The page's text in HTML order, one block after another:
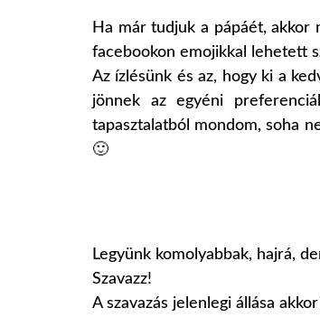
Ha már tudjuk a pápáét, akkor
facebookon emojikkal lehetett
Az ízlésünk és az, hogy ki a
jönnek az egyéni
tapasztalatból mondom, soha
🙂
Legyünk komolyabbak, hajrá,
Szavazz!
A szavazás jelenlegi állása